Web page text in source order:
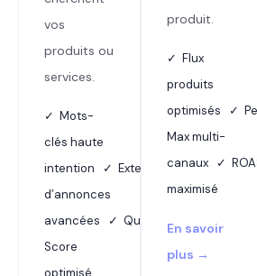
vos
produits ou
services.
✓ Mots-
clés haute
intention ✓ Extensions
d’annonces
avancées ✓ Quality
Score
produit.
✓ Flux
produits
optimisés ✓
Max multi-
canaux ✓
maximisé
En savoir
plus →